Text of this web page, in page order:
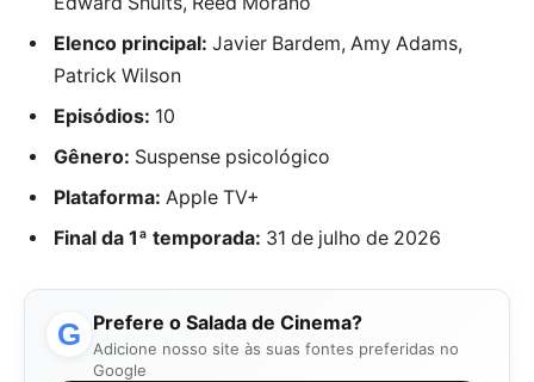
Elenco principal: Javier Bardem, Amy Adams,
Patrick Wilson
Episódios: 10
Gênero: Suspense psicológico
Plataforma: Apple TV+
Final da 1ª temporada: 31 de julho de 2026
G Prefere o Salada de Cinema?
Adicione nosso site às suas fontes preferidas no
Google